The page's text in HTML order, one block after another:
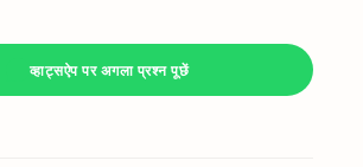
व्हाट्सऐप पर अगला प्रश्न पूछें